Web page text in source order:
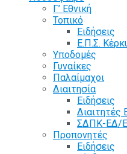
Γ’ Εθνική
Τοπικό
Ειδήσεις
Ε.Π.Σ.
Υποδομές
Γυναίκες
Παλαίμαχοι
Διαιτησία
Ειδήσεις
Διαιτητές
ΣΔΠΚ-ΕΔ/
Προπονητές
Ειδήσεις